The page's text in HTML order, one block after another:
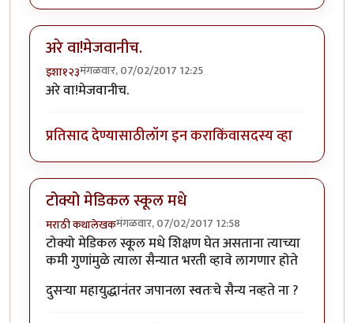
अरे वा!मेजवानीच.
इशा१२३मंगळवार, 07/02/2017 12:25
अरे वा!मेजवानीच.
प्रतिसाद देण्यासाठीलॉग इन कराकिंवासदस्य व्हा
टोक्यो मेडिकल स्कूल मधे
मराठी कथालेखकमंगळवार, 07/02/2017 12:58
टोक्यो मेडिकल स्कूल मधे शिक्षण घेत असताना त्याच्या
कमी गुणांमुळे त्याला सैन्यात भरती व्हावे लागणार होते
दुसर्‍या महायुद्धानंतर जपानला स्वतःचे सैन्य नव्हते ना ?